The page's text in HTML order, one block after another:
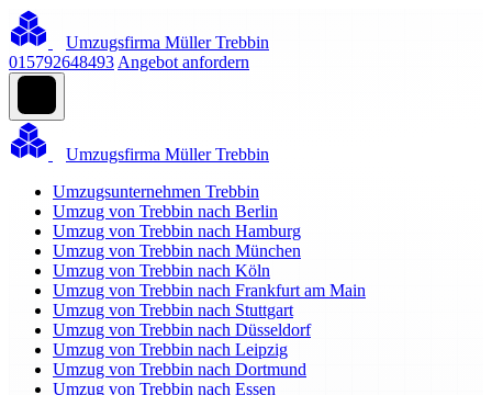
Umzugsfirma Müller Trebbin
015792648493 Angebot anfordern
Umzugsfirma Müller Trebbin
Umzugsunternehmen Trebbin
Umzug von Trebbin nach Berlin
Umzug von Trebbin nach Hamburg
Umzug von Trebbin nach München
Umzug von Trebbin nach Köln
Umzug von Trebbin nach Frankfurt am Main
Umzug von Trebbin nach Stuttgart
Umzug von Trebbin nach Düsseldorf
Umzug von Trebbin nach Leipzig
Umzug von Trebbin nach Dortmund
Umzug von Trebbin nach Essen